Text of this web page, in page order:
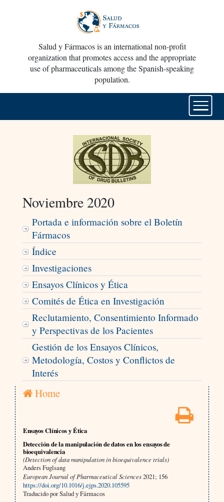
Salud y Fármacos is an international non-profit
organization that promotes access and the appropriate
use of pharmaceuticals among the Spanish-speaking
population.
Noviembre 2020
Portada e información sobre el Boletín
Fármacos
Índice
Investigaciones
Ensayos Clínicos y Ética
Comités de Ética en Investigación
Reclutamiento, Consentimiento Informado
y Perspectivas de los Pacientes
Gestión de los Ensayos Clínicos,
Metodología, Costos y Conflictos de
Interés
Home
Ensayos Clínicos y Ética
Detección de la manipulación de datos en los ensayos de
bioequivalencia
(Detection of data manipulation in bioequivalence trials)
Anders Fuglsang
European Journal of Pharmaceutical Sciences2021; 156
https://doi.org/10.1016/j.ejps.2020.105595
Traducido por Salud y Fármacos